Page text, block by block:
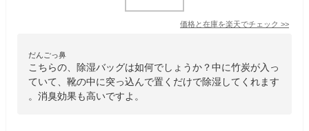
価格と在庫を楽天でチェック >>
だんごっ鼻
こちらの、除湿バッグは如何でしょうか？中に竹炭が入っ
ていて、靴の中に突っ込んで置くだけで除湿してくれます
。消臭効果も高いですよ。